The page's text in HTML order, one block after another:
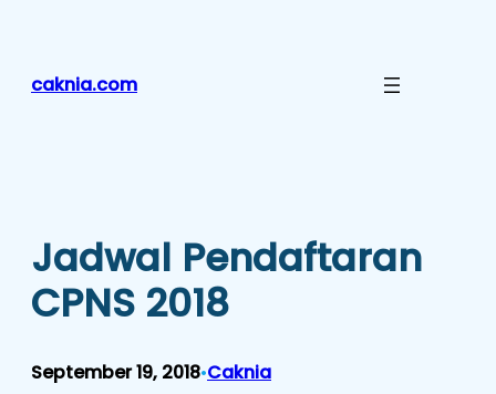
caknia.com
Jadwal Pendaftaran
CPNS 2018
September 19, 2018•Caknia